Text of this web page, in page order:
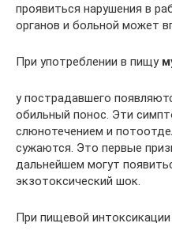
проявиться нарушения в
органов и больной может
При употреблении в пищу
у пострадавшего
обильный понос. Эти
слюнотечением и
сужаются. Это первые
дальнейшем могут
экзотоксический шок.
При пищевой